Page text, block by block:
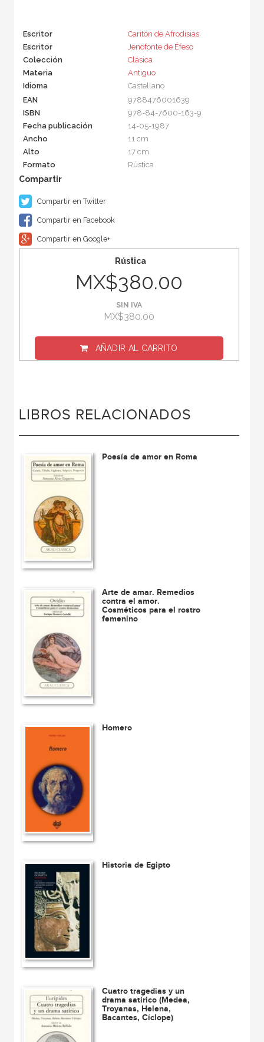
Escritor
Caritón de Afrodisias
Escritor
Jenofonte de Éfeso
Colección
Clásica
Materia
Antiguo
Idioma
Castellano
EAN
9788476001639
ISBN
978-84-7600-163-9
Fecha publicación
14-05-1987
Ancho
11 cm
Alto
17 cm
Formato
Rústica
Compartir en Twitter
Compartir en Facebook
Compartir en Google+
Rústica
MX$380.00
SIN IVA
MX$380.00
AÑADIR AL CARRITO
LIBROS RELACIONADOS
Poesía de amor en Roma
Arte de amar. Remedios
contra el amor.
Cosméticos para el rostro
femenino
Homero
Historia de Egipto
Cuatro tragedias y un
drama satírico (Medea,
Troyanas, Helena,
Bacantes, Cíclope)